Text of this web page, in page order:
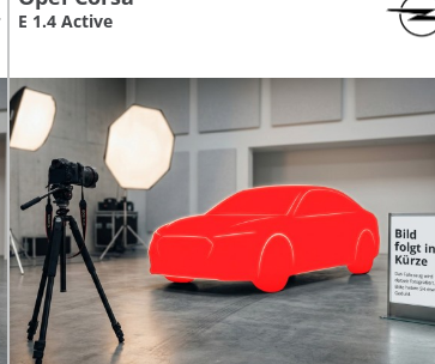
E 1.4 Active